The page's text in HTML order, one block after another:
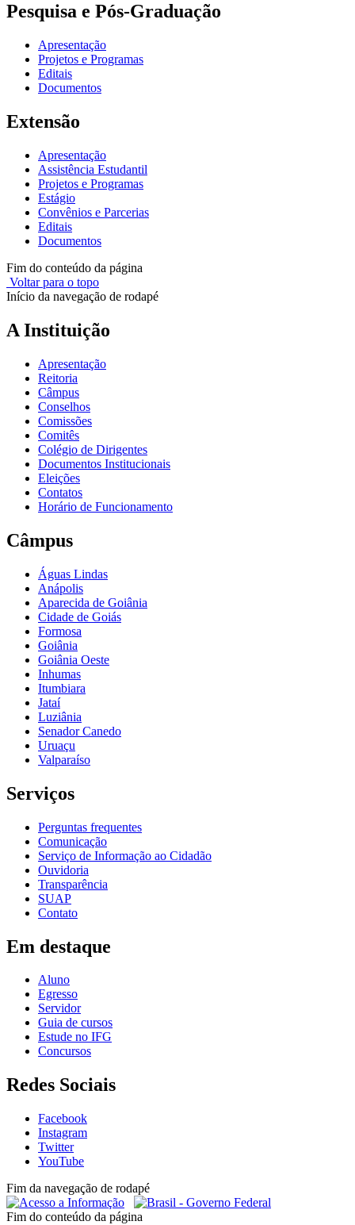
Pesquisa e Pós-Graduação
Apresentação
Projetos e Programas
Editais
Documentos
Extensão
Apresentação
Assistência Estudantil
Projetos e Programas
Estágio
Convênios e Parcerias
Editais
Documentos
Fim do conteúdo da página
Voltar para o topo
Início da navegação de rodapé
A Instituição
Apresentação
Reitoria
Câmpus
Conselhos
Comissões
Comitês
Colégio de Dirigentes
Documentos Institucionais
Eleições
Contatos
Horário de Funcionamento
Câmpus
Águas Lindas
Anápolis
Aparecida de Goiânia
Cidade de Goiás
Formosa
Goiânia
Goiânia Oeste
Inhumas
Itumbiara
Jataí
Luziânia
Senador Canedo
Uruaçu
Valparaíso
Serviços
Perguntas frequentes
Comunicação
Serviço de Informação ao Cidadão
Ouvidoria
Transparência
SUAP
Contato
Em destaque
Aluno
Egresso
Servidor
Guia de cursos
Estude no IFG
Concursos
Redes Sociais
Facebook
Instagram
Twitter
YouTube
Fim da navegação de rodapé
Fim do conteúdo da página